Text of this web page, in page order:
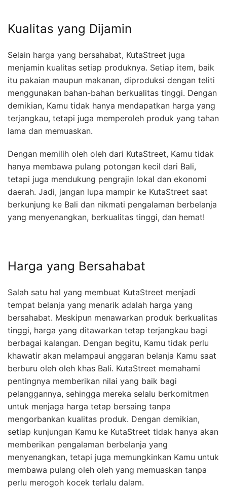
Kualitas yang Dijamin
Selain harga yang bersahabat, KutaStreet juga
menjamin kualitas setiap produknya. Setiap item, baik
itu pakaian maupun makanan, diproduksi dengan teliti
menggunakan bahan-bahan berkualitas tinggi. Dengan
demikian, Kamu tidak hanya mendapatkan harga yang
terjangkau, tetapi juga memperoleh produk yang tahan
lama dan memuaskan.
Dengan memilih oleh oleh dari KutaStreet, Kamu tidak
hanya membawa pulang potongan kecil dari Bali,
tetapi juga mendukung pengrajin lokal dan ekonomi
daerah. Jadi, jangan lupa mampir ke KutaStreet saat
berkunjung ke Bali dan nikmati pengalaman berbelanja
yang menyenangkan, berkualitas tinggi, dan hemat!
Harga yang Bersahabat
Salah satu hal yang membuat KutaStreet menjadi
tempat belanja yang menarik adalah harga yang
bersahabat. Meskipun menawarkan produk berkualitas
tinggi, harga yang ditawarkan tetap terjangkau bagi
berbagai kalangan. Dengan begitu, Kamu tidak perlu
khawatir akan melampaui anggaran belanja Kamu saat
berburu oleh oleh khas Bali. KutaStreet memahami
pentingnya memberikan nilai yang baik bagi
pelanggannya, sehingga mereka selalu berkomitmen
untuk menjaga harga tetap bersaing tanpa
mengorbankan kualitas produk. Dengan demikian,
setiap kunjungan Kamu ke KutaStreet tidak hanya akan
memberikan pengalaman berbelanja yang
menyenangkan, tetapi juga memungkinkan Kamu untuk
membawa pulang oleh oleh yang memuaskan tanpa
perlu merogoh kocek terlalu dalam.